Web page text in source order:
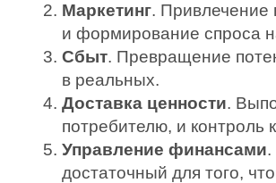
Маркетинг. Привлечение
и формирование спроса
Сбыт. Превращение
в реальных.
Доставка ценности.
потребителю, и контроль
Управление финансами.
достаточный для того,